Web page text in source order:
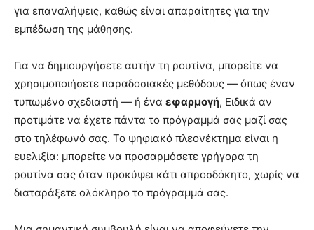
για επαναλήψεις, καθώς είναι απαραίτητες για την
εμπέδωση της μάθησης.
Για να δημιουργήσετε αυτήν τη ρουτίνα, μπορείτε να
χρησιμοποιήσετε παραδοσιακές μεθόδους — όπως έναν
τυπωμένο σχεδιαστή — ή ένα εφαρμογή, Ειδικά αν
προτιμάτε να έχετε πάντα το πρόγραμμά σας μαζί σας
στο τηλέφωνό σας. Το ψηφιακό πλεονέκτημα είναι η
ευελιξία: μπορείτε να προσαρμόσετε γρήγορα τη
ρουτίνα σας όταν προκύψει κάτι απροσδόκητο, χωρίς να
διαταράξετε ολόκληρο το πρόγραμμά σας.